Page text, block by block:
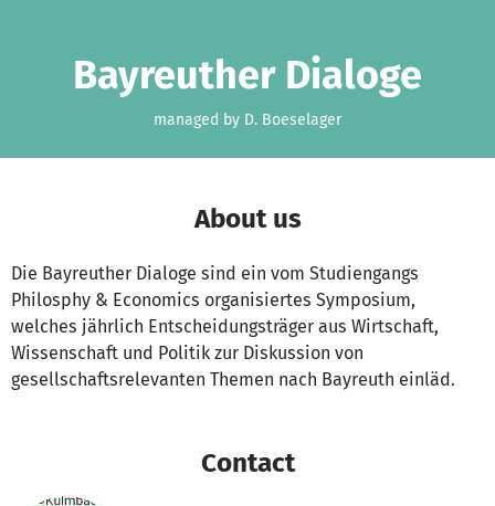
Bayreuther Dialoge
managed by D. Boeselager
About us
Die Bayreuther Dialoge sind ein vom Studiengangs
Philosphy & Economics organisiertes Symposium,
welches jährlich Entscheidungsträger aus Wirtschaft,
Wissenschaft und Politik zur Diskussion von
gesellschaftsrelevanten Themen nach Bayreuth einläd.
Contact